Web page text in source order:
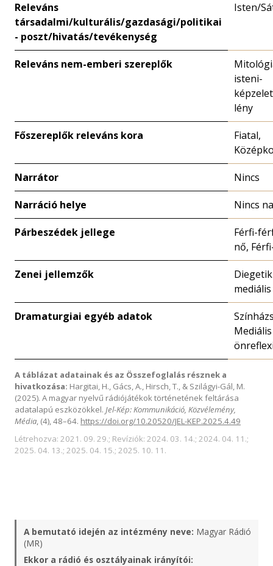
Releváns
társadalmi/kulturális/gazdasági/politikai
- poszt/hivatás/tevékenység
Isten/
Releváns nem-emberi szereplők
isteni-
lény
Főszereplők releváns kora
Fiatal,
Narrátor Nincs
Narráció helye Nincs
Párbeszédek jellege
Férfi-
nő,
Zenei jellemzők
mediális
Dramaturgiai egyéb adatok
Mediális
A táblázat adatainak és az Összefoglalás résznek a
hivatkozása: Hargitai, H., Gács, A., Hirsch, T., & Szilágyi-Gál, M.
(2025). A magyar nyelvű rádiójátékok történetének feltárása
adatalapú eszközökkel. Jel-Kép: Kommunikáció, Közvélemény,
Média, (4), 48–64. https://doi.org/10.20520/JEL-KEP.2025.4.49
Létrehozva: 2021. 09. 29.; Revíziók: 2024. 03. 14.; 2024. 04. 11.;
2025. 04. 13.; 2025. 04. 15.; 2025. 10. 11.
A bemutató idején az intézmény neve: Magyar Rádió
(MR)
Ekkor a rádió és osztályainak irányítói: